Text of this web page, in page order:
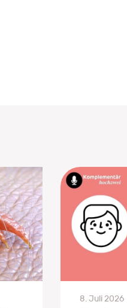
8. Juli 2026